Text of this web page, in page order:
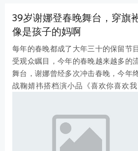
39岁谢娜登春晚舞台，穿旗
像是孩子的妈啊
每年的春晚都成了大年三十的保留节
受观众瞩目，今年的春晚越来越多的
舞台，谢娜曾经多次冲击春晚，今年
战鞠婧祎搭档演小品《喜欢你喜欢